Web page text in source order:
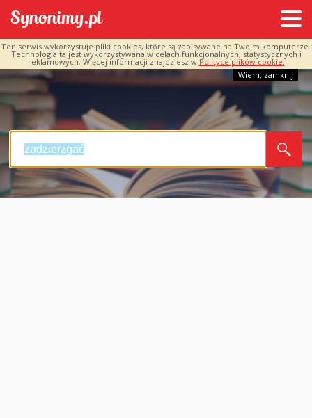
Ten serwis wykorzystuje pliki cookies, które są zapisywane na Twoim komputerze.
Technologia ta jest wykorzystywana w celach funkcjonalnych, statystycznych i
reklamowych. Więcej informacji znajdziesz w Polityce plików cookie.
Wiem, zamknij